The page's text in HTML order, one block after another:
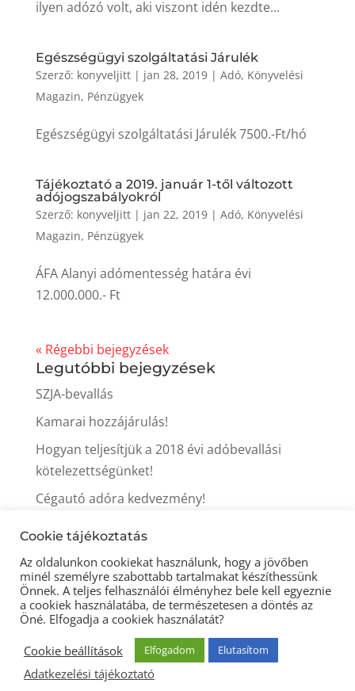
ilyen adózó volt, aki viszont idén kezdte...
Egészségügyi szolgáltatási Járulék
Szerző: konyveljitt| jan 28, 2019| Adó, Könyvelési
Magazin, Pénzügyek
Egészségügyi szolgáltatási Járulék 7500.-Ft/hó
Tájékoztató a 2019. január 1-től változott
adójogszabályokról
Szerző: konyveljitt| jan 22, 2019| Adó, Könyvelési
Magazin, Pénzügyek
ÁFA Alanyi adómentesség határa évi
12.000.000.- Ft
« Régebbi bejegyzések
Legutóbbi bejegyzések
SZJA-bevallás
Kamarai hozzájárulás!
Hogyan teljesítjük a 2018 évi adóbevallási
kötelezettségünket!
Cégautó adóra kedvezmény!
© 2021 Könyveljitt könyvelőiroda -
Adatkezelési tájékoztató
Impresszum
Készítette:
Cookie tájékoztatás
Az oldalunkon cookiekat használunk, hogy a jövőben
minél személyre szabottabb tartalmakat készíthessünk
Önnek. A teljes felhasználói élményhez bele kell egyeznie
a cookiek használatába, de természetesen a döntés az
Öné. Elfogadja a cookiek használatát?
Cookie beállítások
Elfogadom Elutasítom
Adatkezelési tájékoztató